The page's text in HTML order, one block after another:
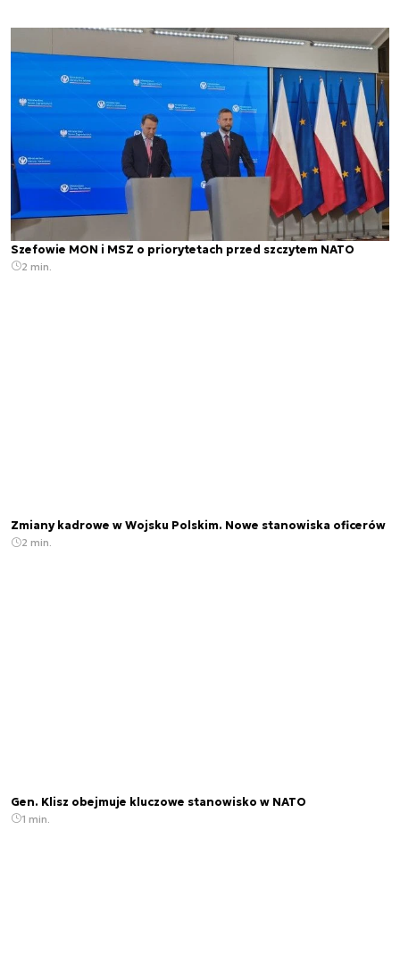
Szefowie MON i MSZ o priorytetach przed szczytem NATO
2 min.
Zmiany kadrowe w Wojsku Polskim. Nowe stanowiska oficerów
2 min.
Gen. Klisz obejmuje kluczowe stanowisko w NATO
1 min.